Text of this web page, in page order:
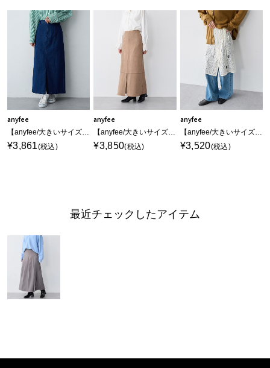
anyfee
【anyfee/大きいサイズ】フロントスリットデニムスカート(2026SS)
¥3,861(税込)
anyfee
【anyfee/大きいサイズ】スリット入スエードナロースカート
¥3,850(税込)
anyfee
【anyfee/大きいサイズ】総レースラップスカート
¥3,520(税込)
最近チェックしたアイテム